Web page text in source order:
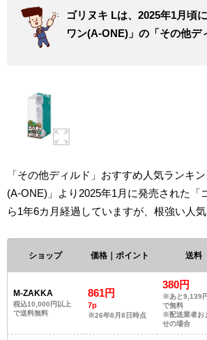
ゴリヌキ Lは、2025年1月頃
ワン(A-ONE)」の「その他デ
「その他ディルド」おすすめ人気ランキ
(A-ONE)」より2025年1月に発売された「
ら1年6カ月経過していますが、根強い人気
ショップ 価格｜ポイント 送料
M-ZAKKA
税込10,000円以上
で送料無料
861円
7p
※26年8月8日時点
380円
※あと9,139
で無料
※配送業者お
せの場合